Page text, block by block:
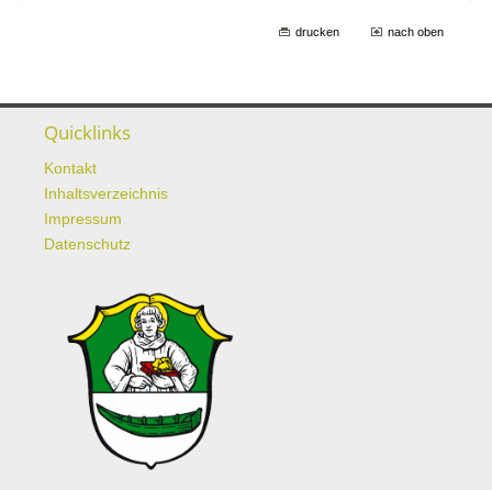
drucken nach oben
Quicklinks
Kontakt
Inhaltsverzeichnis
Impressum
Datenschutz